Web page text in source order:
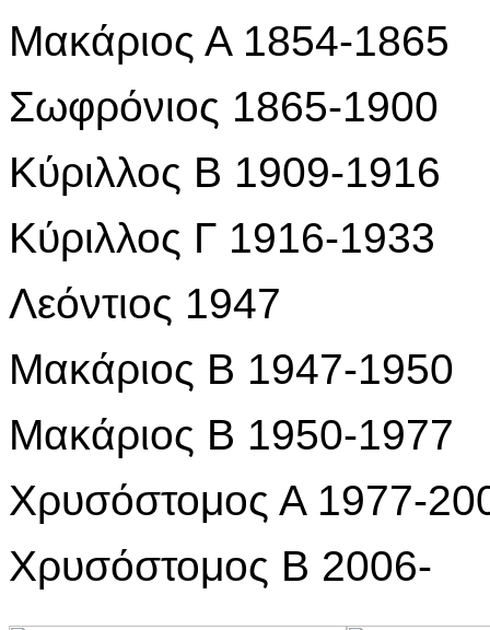
Μακάριος Α 1854-1865
Σωφρόνιος 1865-1900
Κύριλλος Β 1909-1916
Κύριλλος Γ 1916-1933
Λεόντιος 1947
Μακάριος Β 1947-1950
Μακάριος Β 1950-1977
Χρυσόστομος Α 1977-
Χρυσόστομος Β 2006-